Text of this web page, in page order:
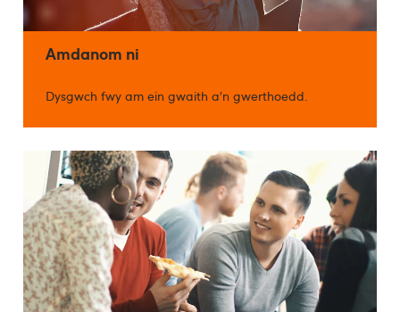
Amdanom ni
Dysgwch fwy am ein gwaith a’n gwerthoedd.